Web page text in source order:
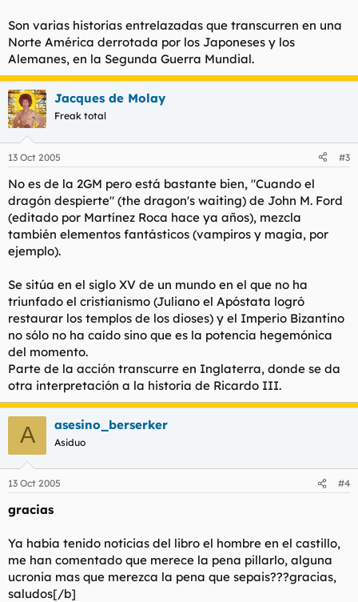
Son varias historias entrelazadas que transcurren en una
Norte América derrotada por los Japoneses y los
Alemanes, en la Segunda Guerra Mundial.
Jacques de Molay
Freak total
13 Oct 2005 #3
No es de la 2GM pero está bastante bien, "Cuando el
dragón despierte" (the dragon's waiting) de John M. Ford
(editado por Martínez Roca hace ya años), mezcla
también elementos fantásticos (vampiros y magia, por
ejemplo).
Se sitúa en el siglo XV de un mundo en el que no ha
triunfado el cristianismo (Juliano el Apóstata logró
restaurar los templos de los dioses) y el Imperio Bizantino
no sólo no ha caído sino que es la potencia hegemónica
del momento.
Parte de la acción transcurre en Inglaterra, donde se da
otra interpretación a la historia de Ricardo III.
A asesino_berserker
Asiduo
13 Oct 2005 #4
gracias
Ya habia tenido noticias del libro el hombre en el castillo,
me han comentado que merece la pena pillarlo, alguna
ucronia mas que merezca la pena que sepais???gracias,
saludos[/b]